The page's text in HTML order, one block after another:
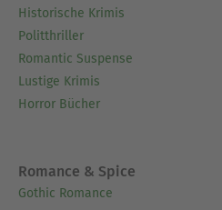
Historische Krimis
Politthriller
Romantic Suspense
Lustige Krimis
Horror Bücher
Romance & Spice
Gothic Romance